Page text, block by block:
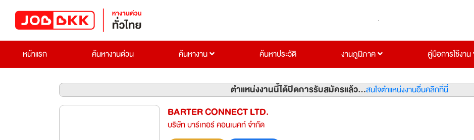
หน้าแรก
ค้นหางานด่วน ค้นหางาน ค้นหาประวัติ งานภูมิภาค คู่มือการใช้งาน
ตำแหน่งงานนี้ได้ปิดการรับสมัครแล้ว...สนใจตำแหน่งงานอื่นคลิกที่นี่
BARTER CONNECT LTD.
บริษัท บาร์เทอร์ คอนเนคท์ จำกัด